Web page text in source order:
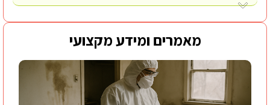
מאמרים ומידע מקצועי